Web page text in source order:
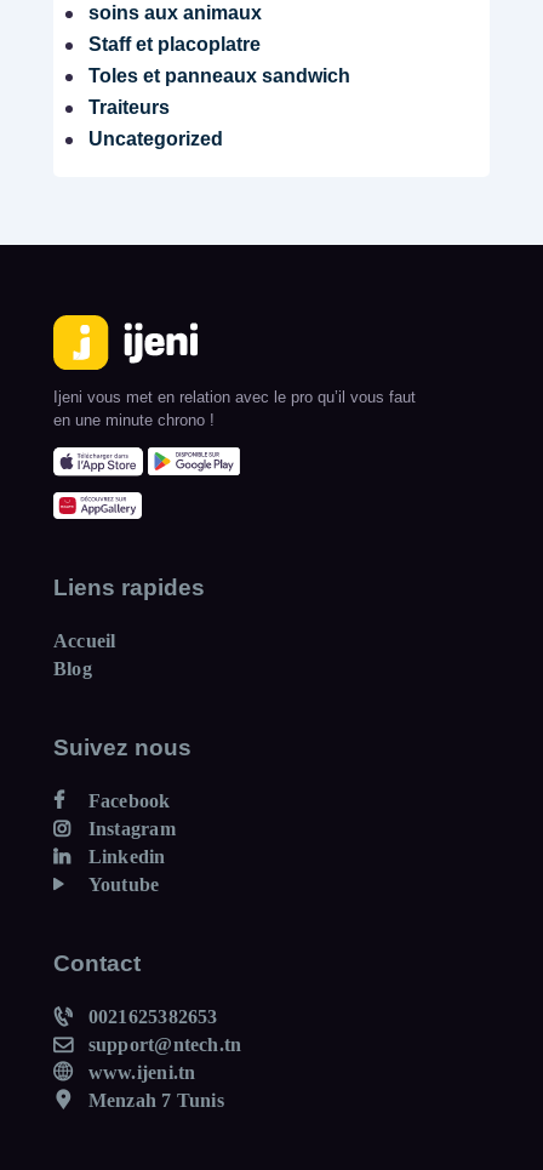
soins aux animaux
Staff et placoplatre
Toles et panneaux sandwich
Traiteurs
Uncategorized
Ijeni vous met en relation avec le pro qu’il vous faut
en une minute chrono !
Liens rapides
Accueil
Blog
Suivez nous
Facebook
Instagram
Linkedin
Youtube
Contact
0021625382653
support@ntech.tn
www.ijeni.tn
Menzah 7 Tunis